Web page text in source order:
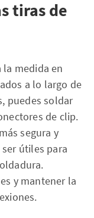
tiras de
la medida en
a lo largo de
puedes soldar
de clip.
segura y
útiles para
y mantener la